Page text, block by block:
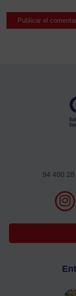
94 400 28